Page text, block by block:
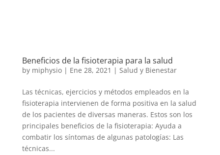
Beneficios de la fisioterapia para la salud
by miphysio| Ene 28, 2021 | Salud y Bienestar
Las técnicas, ejercicios y métodos empleados en la
fisioterapia intervienen de forma positiva en la salud
de los pacientes de diversas maneras. Estos son los
principales beneficios de la fisioterapia: Ayuda a
combatir los síntomas de algunas patologías: Las
técnicas...